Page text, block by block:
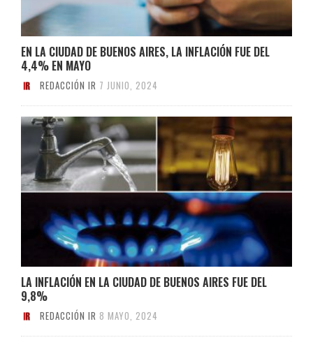
EN LA CIUDAD DE BUENOS AIRES, LA INFLACIÓN FUE DEL
4,4% EN MAYO
REDACCIÓN IR 7 JUNIO, 2024
LA INFLACIÓN EN LA CIUDAD DE BUENOS AIRES FUE DEL
9,8%
REDACCIÓN IR 8 MAYO, 2024